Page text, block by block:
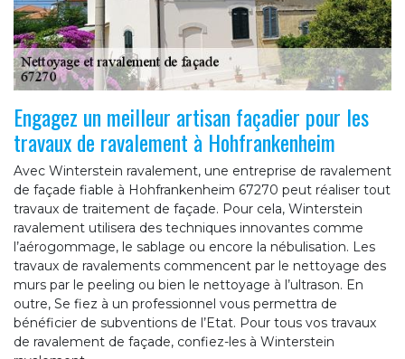
Engagez un meilleur artisan façadier pour les
travaux de ravalement à Hohfrankenheim
Avec Winterstein ravalement, une entreprise de ravalement
de façade fiable à Hohfrankenheim 67270 peut réaliser tout
travaux de traitement de façade. Pour cela, Winterstein
ravalement utilisera des techniques innovantes comme
l’aérogommage, le sablage ou encore la nébulisation. Les
travaux de ravalements commencent par le nettoyage des
murs par le peeling ou bien le nettoyage à l’ultrason. En
outre, Se fiez à un professionnel vous permettra de
bénéficier de subventions de l’Etat. Pour tous vos travaux
de ravalement de façade, confiez-les à Winterstein